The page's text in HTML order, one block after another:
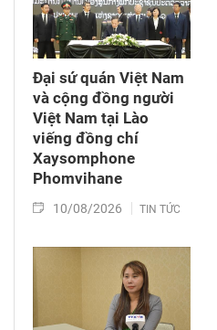
Đại sứ quán Việt Nam
và cộng đồng người
Việt Nam tại Lào
viếng đồng chí
Xaysomphone
Phomvihane
10/08/2026 TIN TỨC